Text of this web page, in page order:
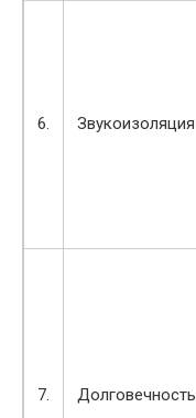
6. Звукоизоляция
7. Долговечность